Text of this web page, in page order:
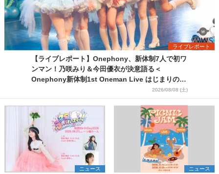
ライブレポート
【ライブレポート】Onephony、新体制7人で初ワ
ンマン！乃咲みり＆今田優衣が決意語る＜
Onephony新体制1st Oneman Live はじまりの夏
2026/08/08 (土)
ニュース ニュース